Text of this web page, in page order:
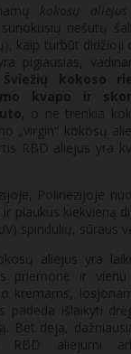
kokosų aliejus
riešutų
kaip turbūt didžioji
pigiausias,
Šviežių kokoso
kvapo ir
, o ne trenkia
„virgin“ kokosų
RBD aliejus yra
Polinezijoje
plaukus kiekvieną
spindulių, sūraus
aliejus yra
priemone ir vienu
kremams,
padeda išlaikyti
Bet deja,
aliejumi